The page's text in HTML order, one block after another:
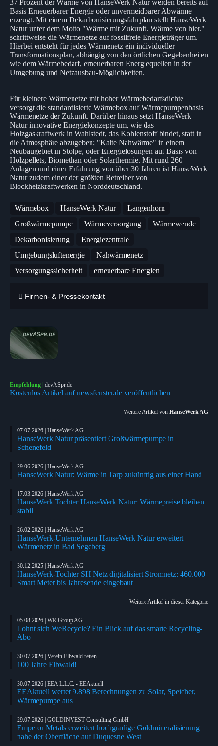
37 Prozent der Wärme von HanseWerk Natur werden bereits auf
Basis Erneuerbarer Energie oder unvermeidbarer Abwärme
erzeugt. Mit einem Dekarbonisierungsfahrplan stellt HanseWerk
Natur unter dem Motto "Wärme mit Zukunft. Wärme von hier."
schrittweise die Wärmenetze auf fossilfreie Energieträger um.
Hierbei entsteht für jedes Wärmenetz ein individueller
Transformationsplan, abhängig von den örtlichen Gegebenheiten
wie dem Wärmebedarf, erneuerbaren Energiequellen in der
Umgebung und Netzausbau-Möglichkeiten.
Für kleinere Wärmenetze mit hoher Wärmebedarfsdichte
versorgt die standardisierte Wärmebox auf Wärmepumpenbasis
Wärmenetze der Zukunft. Darüber hinaus setzt HanseWerk
Natur innovative Energiekonzepte um, wie das
Holzgaskraftwerk in Wahlstedt, das Kohlenstoff bindet, statt in
die Atmosphäre abzugeben; "Kalte Nahwärme" in einem
Neubaugebiet in Stolpe, oder Energielösungen auf Basis von
Holzpellets, Biomethan oder Solarthermie. Mit rund 260
Anlagen und einer Erfahrung von über 30 Jahren ist HanseWerk
Natur zudem einer der größten Betreiber von
Blockheizkraftwerken in Norddeutschland.
Wärmebox HanseWerk Natur
Langenhorn
Großwärmepumpe
Wärmeversorgung
Wärmewende
Dekarbonisierung
Energiezentrale
Umgebungsluftenergie
Nahwärmenetz
Versorgungssicherheit
erneuerbare Energien
Firmen- & Pressekontakt
Empfehlung | devASpr.de
Kostenlos Artikel auf newsfenster.de veröffentlichen
Weitere Artikel von HanseWerk AG
07.07.2026 | HanseWerk AG
HanseWerk Natur präsentiert Großwärmepumpe in
Schenefeld
29.06.2026 | HanseWerk AG
HanseWerk Natur: Wärme in Tarp zukünftig aus einer Hand
17.03.2026 | HanseWerk AG
HanseWerk Tochter HanseWerk Natur: Wärmepreise bleiben
stabil
26.02.2026 | HanseWerk AG
HanseWerk-Unternehmen HanseWerk Natur erweitert
Wärmenetz in Bad Segeberg
30.12.2025 | HanseWerk AG
HanseWerk-Tochter SH Netz digitalisiert Stromnetz: 460.000
Smart Meter bis Jahresende eingebaut
Weitere Artikel in dieser Kategorie
05.08.2026 | WR Group AG
Lohnt sich WeRecycle? Ein Blick auf das smarte Recycling-
Abo
30.07.2026 | Verein Elbwald retten
100 Jahre Elbwald!
30.07.2026 | EEA L.L.C. - EEAktuell
EEAktuell wertet 9.898 Berechnungen zu Solar, Speicher,
Wärmepumpe aus
29.07.2026 | GOLDINVEST Consulting GmbH
Emperor Metals erweitert hochgradige Goldmineralisierung
nahe der Oberfläche auf Duquesne West